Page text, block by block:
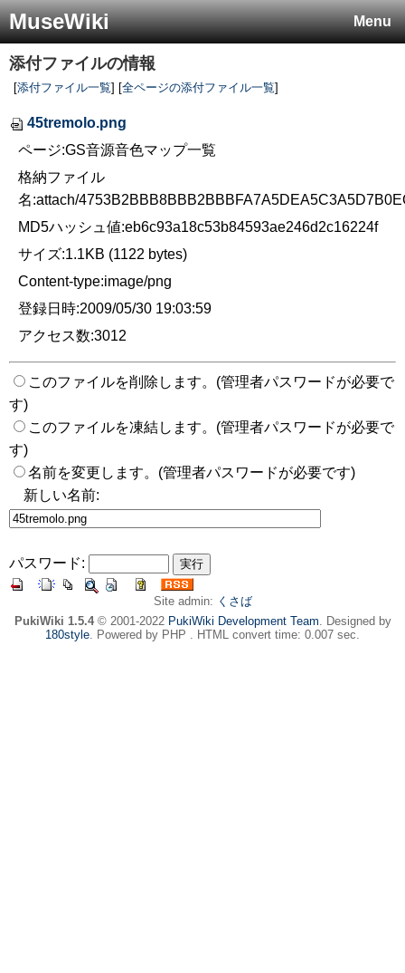
Menu
MuseWiki
添付ファイルの情報
[添付ファイル一覧] [全ページの添付ファイル一覧]
45tremolo.png
ページ:GS音源音色マップ一覧
格納ファイル
名:attach/
MD5ハッシュ値:eb6c93a18c53b84593ae246d2c16224f
サイズ:1.1KB (1122 bytes)
Content-type:image/png
登録日時:2009/05/30 19:03:59
アクセス数:3012
このファイルを削除します。(管理者パスワードが必要で
す)
このファイルを凍結します。(管理者パスワードが必要で
す)
名前を変更します。(管理者パスワードが必要です)
新しい名前:
パスワード:
Site admin: くさば
PukiWiki 1.5.4© 2001-2022 PukiWiki Development Team. Designed by
180style. Powered by PHP . HTML convert time: 0.007 sec.